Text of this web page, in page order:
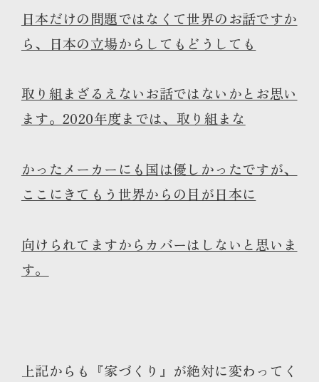
日本だけの問題ではなくて世界のお話ですか
ら、日本の立場からしてもどうしても
取り組まざるえないお話ではないかとお思い
ます。2020年度までは、取り組まな
かったメーカーにも国は優しかったですが、
ここにきてもう世界からの目が日本に
向けられてますからカバーはしないと思いま
す。
上記からも『家づくり』が絶対に変わってく